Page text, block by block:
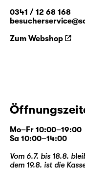
0341 / 12 68 168
Zum Webshop
Mo–Fr 10:00–19:00
Sa 10:00–14:00
Vom 6.7. bis 18.8.
dem 19.8. ist die